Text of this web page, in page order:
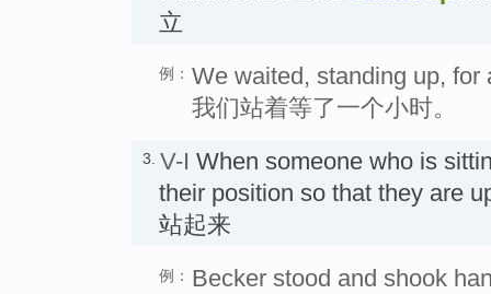
立
例： We waited, standing up, for
我们站着等了一个小时。
3. V-I When someone who is
their position so that they are
站起来
例： Becker stood and shook